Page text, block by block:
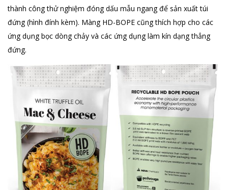
thành công thử nghiệm đóng dấu mẫu ngang để sản xuất túi
đứng (hình đính kèm). Màng HD-BOPE cũng thích hợp cho các
ứng dụng bọc dòng chảy và các ứng dụng làm kín dạng thẳng
đứng.